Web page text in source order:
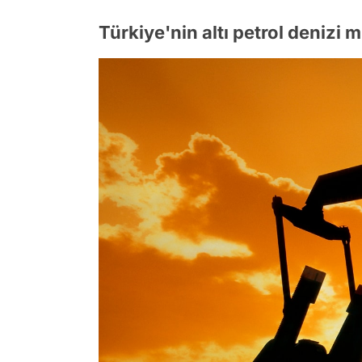
Türkiye'nin altı petrol denizi